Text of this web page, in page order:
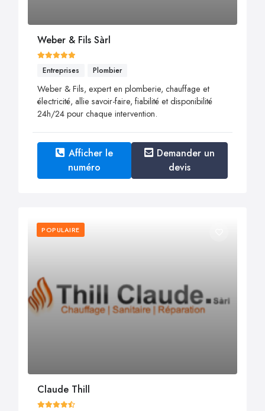
Weber & Fils Sàrl
Entreprises Plombier
Weber & Fils, expert en plomberie, chauffage et
électricité, allie savoir-faire, fiabilité et disponibilité
24h/24 pour chaque intervention.
Afficher le
numéro
Demander un
devis
POPULAIRE
Claude Thill